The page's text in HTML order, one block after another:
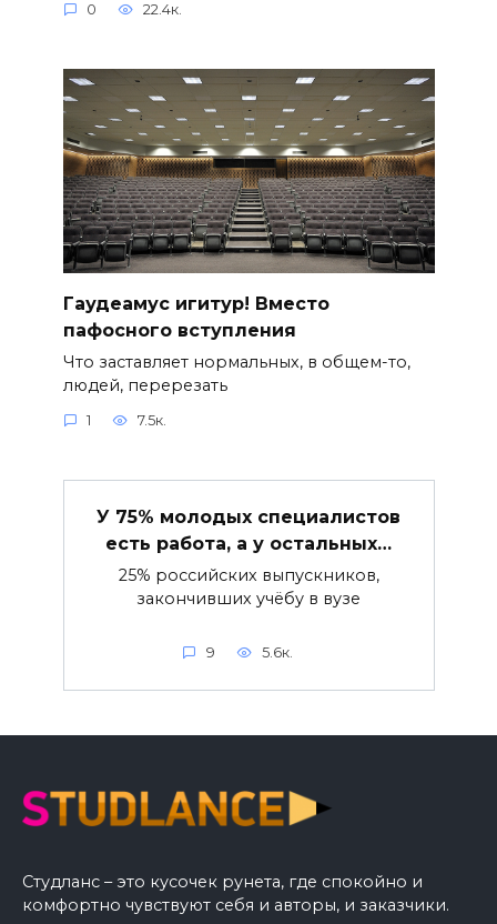
0 22.4к.
Гаудеамус игитур! Вместо
пафосного вступления
Что заставляет нормальных, в общем-то,
людей, перерезать
1 7.5к.
У 75% молодых специалистов
есть работа, а у остальных…
25% российских выпускников,
закончивших учёбу в вузе
9 5.6к.
Студланс – это кусочек рунета, где спокойно и
комфортно чувствуют себя и авторы, и заказчики.